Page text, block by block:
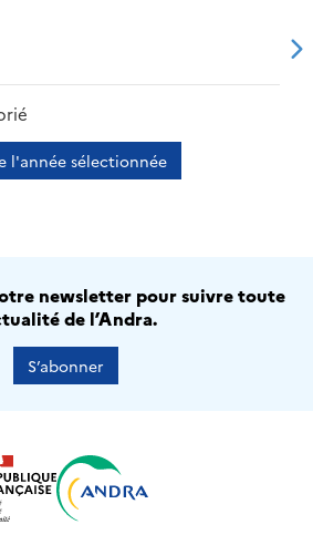
l'année sélectionnée
newsletter pour suivre toute
de l’Andra.
S’abonner